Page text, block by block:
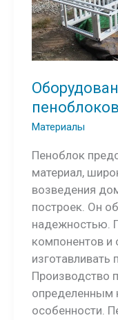
пеноблоков
Материалы
Пеноблок
материал,
возведения
построек. Он
надежностью.
компонентов
Производство
определенным
особенности.